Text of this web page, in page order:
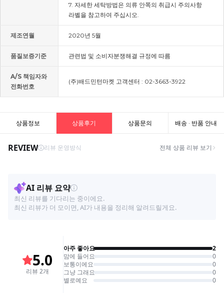
7. 자세한 세탁방법은 의류 안쪽의 취급시 주의사항
라벨을 참고하여 주십시오.
제조연월 2020년 5월
품질보증기준 관련법 및 소비자분쟁해결 규정에 따름
A/S 책임자와
전화번호
(주)배드민턴마켓 고객센터 : 02-3663-3922
상품정보 상품후기 상품문의 배송 · 반품 안내